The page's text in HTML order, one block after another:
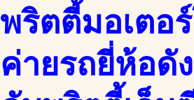
พริตตี้มอเตอ
ค่ายรถยี่ห้อดั